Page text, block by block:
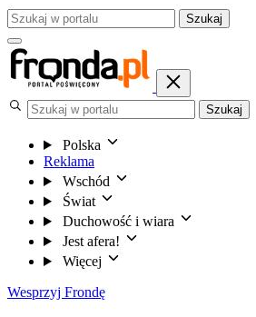
Szukaj
Szukaj
Polska
Reklama
Wschód
Świat
Duchowość i wiara
Jest afera!
Więcej
Wesprzyj Frondę